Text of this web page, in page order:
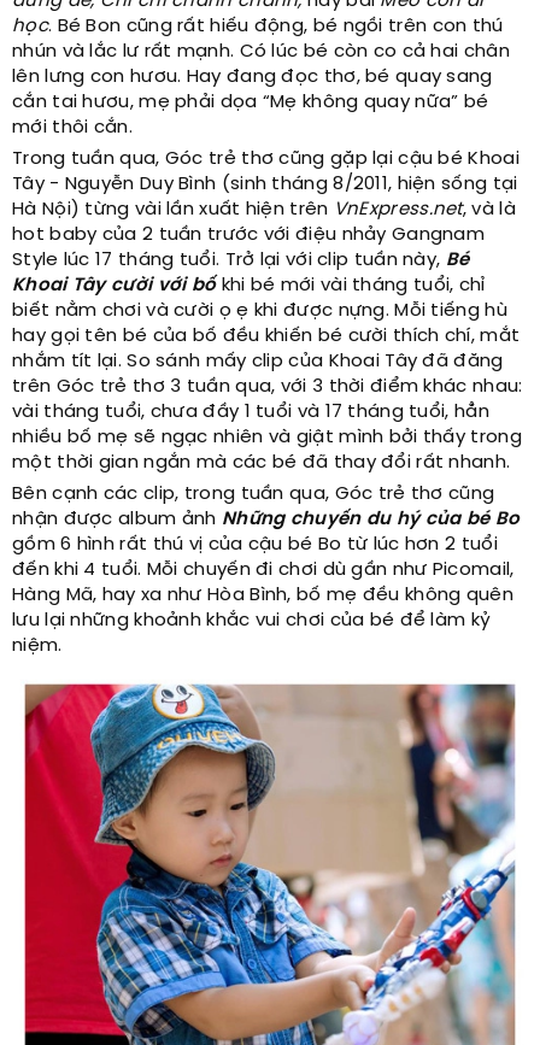
học. Bé Bon cũng rất hiếu động, bé ngồi trên con thú
nhún và lắc lư rất mạnh. Có lúc bé còn co cả hai chân
lên lưng con hươu. Hay đang đọc thơ, bé quay sang
cắn tai hươu, mẹ phải dọa “Mẹ không quay nữa” bé
mới thôi cắn.
Trong tuần qua, Góc trẻ thơ cũng gặp lại cậu bé Khoai
Tây - Nguyễn Duy Bình (sinh tháng 8/2011, hiện sống tại
Hà Nội) từng vài lần xuất hiện trên VnExpress.net, và là
hot baby của 2 tuần trước với điệu nhảy Gangnam
Style lúc 17 tháng tuổi. Trở lại với clip tuần này, Bé
Khoai Tây cười với bốkhi bé mới vài tháng tuổi, chỉ
biết nằm chơi và cười ọ ẹ khi được nựng. Mỗi tiếng hù
hay gọi tên bé của bố đều khiến bé cười thích chí, mắt
nhắm tít lại. So sánh mấy clip của Khoai Tây đã đăng
trên Góc trẻ thơ 3 tuần qua, với 3 thời điểm khác nhau:
vài tháng tuổi, chưa đầy 1 tuổi và 17 tháng tuổi, hẳn
nhiều bố mẹ sẽ ngạc nhiên và giật mình bởi thấy trong
một thời gian ngắn mà các bé đã thay đổi rất nhanh.
Bên cạnh các clip, trong tuần qua, Góc trẻ thơ cũng
nhận được album ảnh Những chuyến du hý của bé Bo
gồm 6 hình rất thú vị của cậu bé Bo từ lúc hơn 2 tuổi
đến khi 4 tuổi. Mỗi chuyến đi chơi dù gần như Picomail,
Hàng Mã, hay xa như Hòa Bình, bố mẹ đều không quên
lưu lại những khoảnh khắc vui chơi của bé để làm kỷ
niệm.